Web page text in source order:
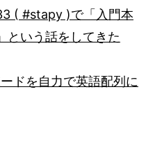
( #stapy )で「入門本
という話をしてきた
ドを自力で英語配列に